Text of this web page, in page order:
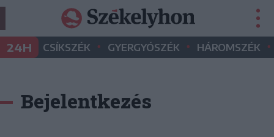
24H CSÍKSZÉK • GYERGYÓSZÉK • HÁROMSZÉK •
Bejelentkezés